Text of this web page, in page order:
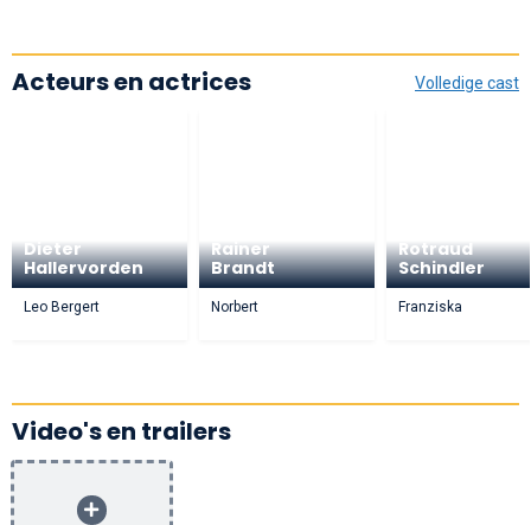
Volledige cast
Acteurs en actrices
Dieter
Hallervorden
Leo Bergert
Rainer
Brandt
Norbert
Rotraud
Schindler
Franziska
Video's en trailers